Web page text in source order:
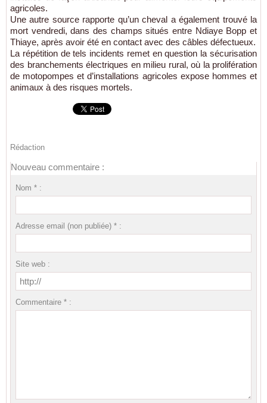
agricoles.
Une autre source rapporte qu’un cheval a également trouvé la
mort vendredi, dans des champs situés entre Ndiaye Bopp et
Thiaye, après avoir été en contact avec des câbles défectueux.
La répétition de tels incidents remet en question la sécurisation
des branchements électriques en milieu rural, où la prolifération
de motopompes et d’installations agricoles expose hommes et
animaux à des risques mortels.
Rédaction
Nouveau commentaire :
Nom * :
Adresse email (non publiée) * :
Site web :
Commentaire * :